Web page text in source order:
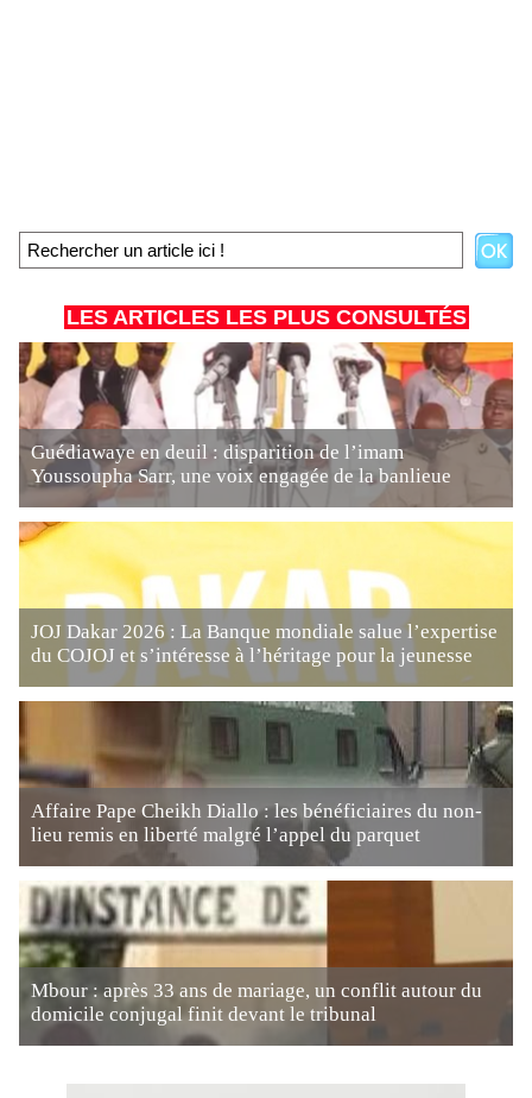
LES ARTICLES LES PLUS CONSULTÉS
Guédiawaye en deuil : disparition de l’imam
Youssoupha Sarr, une voix engagée de la banlieue
JOJ Dakar 2026 : La Banque mondiale salue l’expertise
du COJOJ et s’intéresse à l’héritage pour la jeunesse
Affaire Pape Cheikh Diallo : les bénéficiaires du non-
lieu remis en liberté malgré l’appel du parquet
Mbour : après 33 ans de mariage, un conflit autour du
domicile conjugal finit devant le tribunal